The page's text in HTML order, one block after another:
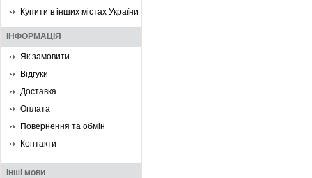
Купити в інших містах України
ІНФОРМАЦІЯ
Як замовити
Відгуки
Доставка
Оплата
Повернення та обмін
Контакти
Інші мови